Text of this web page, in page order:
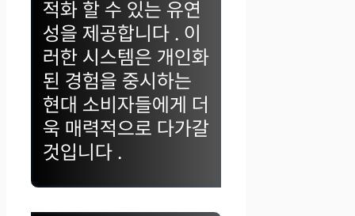
적화 할 수 있는 유연
성을 제공합니다 . 이
러한 시스템은 개인화
된 경험을 중시하는
현대 소비자들에게 더
욱 매력적으로 다가갈
것입니다 .